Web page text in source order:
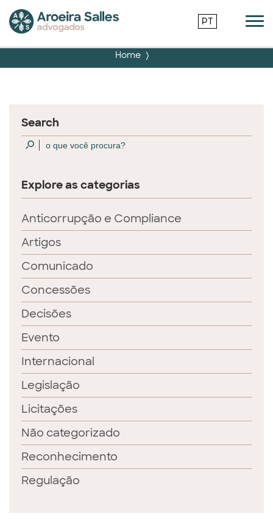
PT
Home
Search
Explore as categorias
Anticorrupção e Compliance
Artigos
Comunicado
Concessões
Decisões
Evento
Internacional
Legislação
Licitações
Não categorizado
Reconhecimento
Regulação